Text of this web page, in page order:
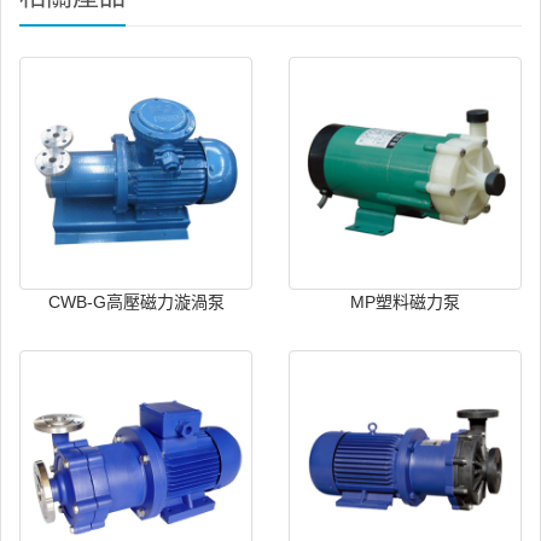
CWB-G高壓磁力漩渦泵 MP塑料磁力泵